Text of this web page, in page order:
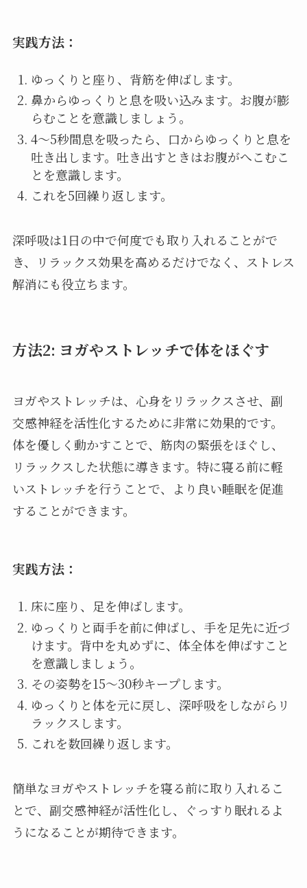
実践方法：
ゆっくりと座り、背筋を伸ばします。
鼻からゆっくりと息を吸い込みます。お腹が膨
らむことを意識しましょう。
4～5秒間息を吸ったら、口からゆっくりと息を
吐き出します。吐き出すときはお腹がへこむこ
とを意識します。
これを5回繰り返します。
深呼吸は1日の中で何度でも取り入れることがで
き、リラックス効果を高めるだけでなく、ストレス
解消にも役立ちます。
方法2: ヨガやストレッチで体をほぐす
ヨガやストレッチは、心身をリラックスさせ、副
交感神経を活性化するために非常に効果的です。
体を優しく動かすことで、筋肉の緊張をほぐし、
リラックスした状態に導きます。特に寝る前に軽
いストレッチを行うことで、より良い睡眠を促進
することができます。
実践方法：
床に座り、足を伸ばします。
ゆっくりと両手を前に伸ばし、手を足先に近づ
けます。背中を丸めずに、体全体を伸ばすこと
を意識しましょう。
その姿勢を15～30秒キープします。
ゆっくりと体を元に戻し、深呼吸をしながらリ
ラックスします。
これを数回繰り返します。
簡単なヨガやストレッチを寝る前に取り入れるこ
とで、副交感神経が活性化し、ぐっすり眠れるよ
うになることが期待できます。